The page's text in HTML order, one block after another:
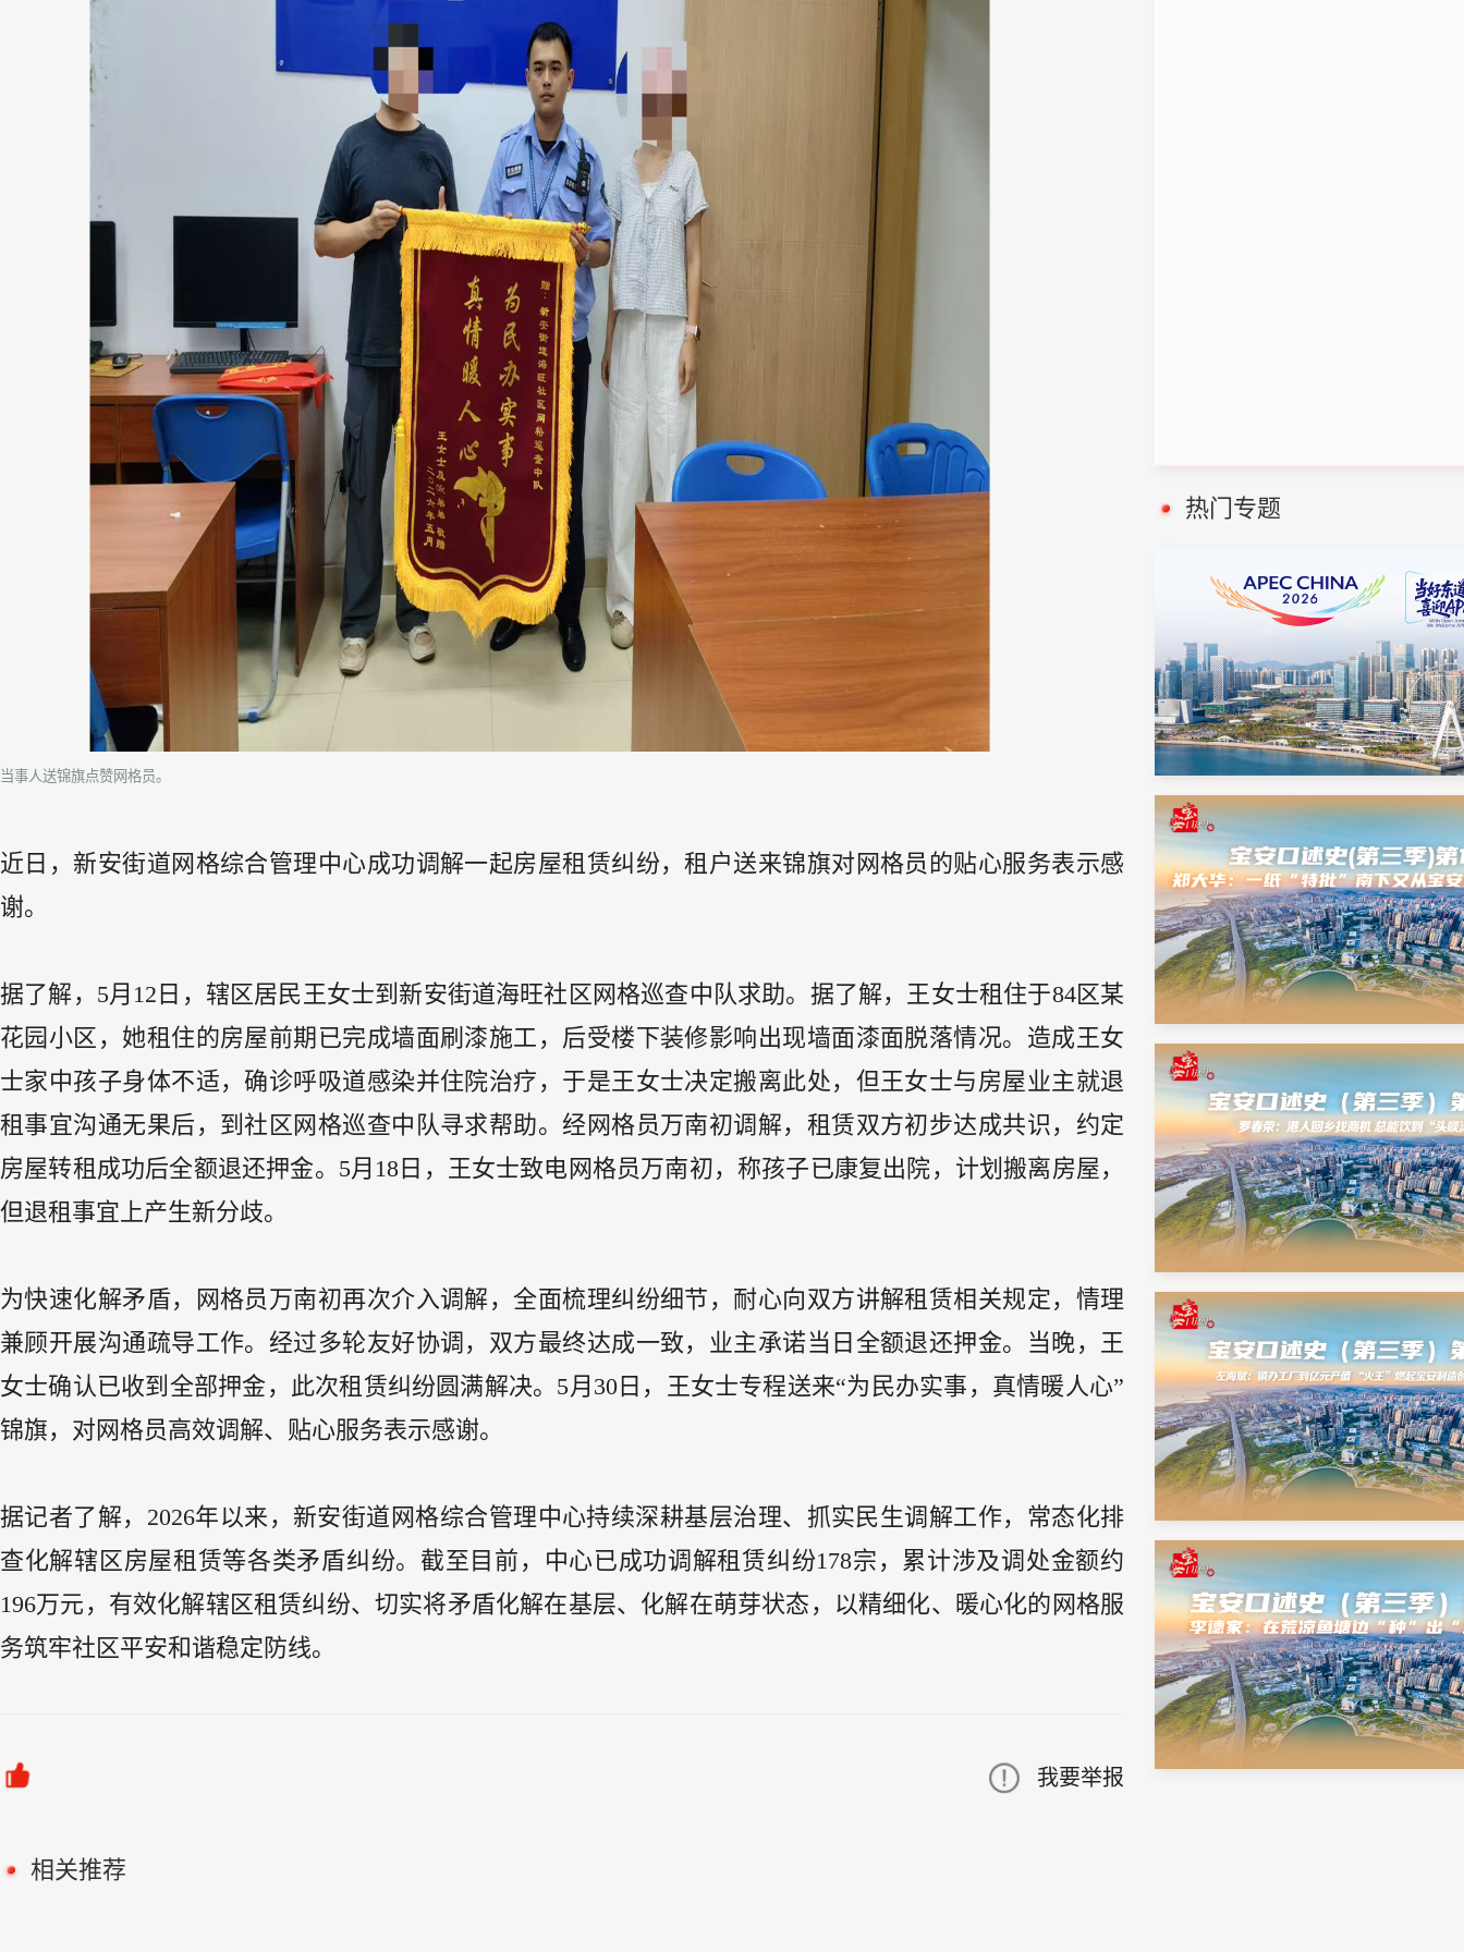
当事人送锦旗点赞网格员。
近日，新安街道网格综合管理中心成功调解一起房屋租赁纠纷，租户送来锦旗对网格员的贴心服务表示感
谢。
据了解，5月12日，辖区居民王女士到新安街道海旺社区网格巡查中队求助。据了解，王女士租住于84区某
花园小区，她租住的房屋前期已完成墙面刷漆施工，后受楼下装修影响出现墙面漆面脱落情况。造成王女
士家中孩子身体不适，确诊呼吸道感染并住院治疗，于是王女士决定搬离此处，但王女士与房屋业主就退
租事宜沟通无果后，到社区网格巡查中队寻求帮助。经网格员万南初调解，租赁双方初步达成共识，约定
房屋转租成功后全额退还押金。5月18日，王女士致电网格员万南初，称孩子已康复出院，计划搬离房屋，
但退租事宜上产生新分歧。
为快速化解矛盾，网格员万南初再次介入调解，全面梳理纠纷细节，耐心向双方讲解租赁相关规定，情理
兼顾开展沟通疏导工作。经过多轮友好协调，双方最终达成一致，业主承诺当日全额退还押金。当晚，王
女士确认已收到全部押金，此次租赁纠纷圆满解决。5月30日，王女士专程送来“为民办实事，真情暖人心”
锦旗，对网格员高效调解、贴心服务表示感谢。
据记者了解，2026年以来，新安街道网格综合管理中心持续深耕基层治理、抓实民生调解工作，常态化排
查化解辖区房屋租赁等各类矛盾纠纷。截至目前，中心已成功调解租赁纠纷178宗，累计涉及调处金额约
196万元，有效化解辖区租赁纠纷、切实将矛盾化解在基层、化解在萌芽状态，以精细化、暖心化的网格服
务筑牢社区平安和谐稳定防线。
我要举报
相关推荐
热门专题